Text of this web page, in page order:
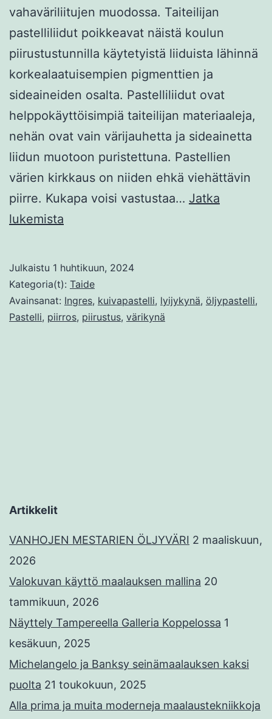
vahaväriliitujen muodossa. Taiteilijan
pastelliliidut poikkeavat näistä koulun
piirustustunnilla käytetyistä liiduista lähinnä
korkealaatuisempien pigmenttien ja
sideaineiden osalta. Pastelliliidut ovat
helppokäyttöisimpiä taiteilijan materiaaleja,
nehän ovat vain värijauhetta ja sideainetta
liidun muotoon puristettuna. Pastellien
värien kirkkaus on niiden ehkä viehättävin
piirre. Kukapa voisi vastustaa… Jatka
lukemista
Julkaistu 1 huhtikuun, 2024
Kategoria(t): Taide
Avainsanat: Ingres, kuivapastelli, lyijykynä, öljypastelli,
Pastelli, piirros, piirustus, värikynä
Artikkelit
VANHOJEN MESTARIEN ÖLJYVÄRI 2 maaliskuun,
2026
Valokuvan käyttö maalauksen mallina 20
tammikuun, 2026
Näyttely Tampereella Galleria Koppelossa 1
kesäkuun, 2025
Michelangelo ja Banksy seinämaalauksen kaksi
puolta 21 toukokuun, 2025
Alla prima ja muita moderneja maalaustekniikkoja